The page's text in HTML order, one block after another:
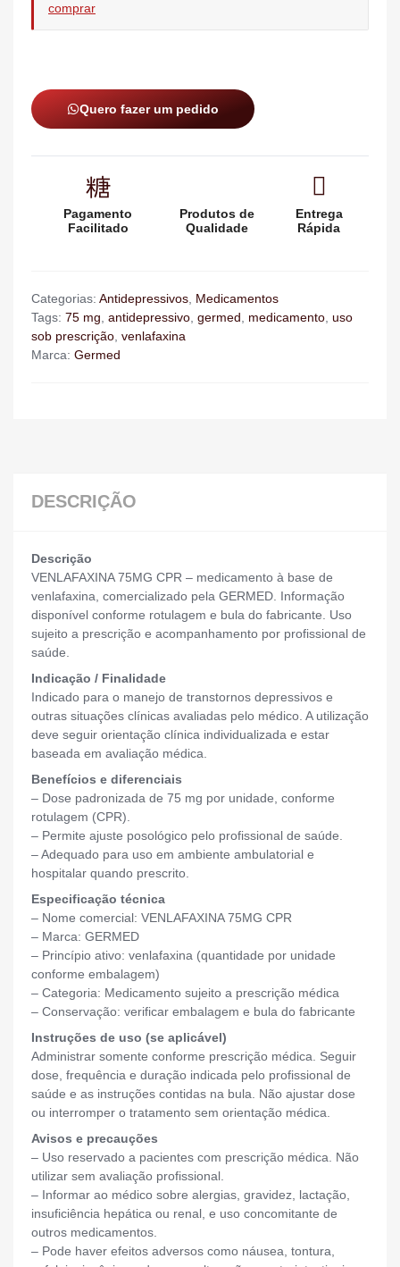
comprar
Quero fazer um pedido
Pagamento
Facilitado
Produtos de
Qualidade
Entrega
Rápida
Categorias: Antidepressivos, Medicamentos
Tags: 75 mg, antidepressivo, germed, medicamento, uso
sob prescrição, venlafaxina
Marca: Germed
DESCRIÇÃO
Descrição
VENLAFAXINA 75MG CPR – medicamento à base de
venlafaxina, comercializado pela GERMED. Informação
disponível conforme rotulagem e bula do fabricante. Uso
sujeito a prescrição e acompanhamento por profissional de
saúde.
Indicação / Finalidade
Indicado para o manejo de transtornos depressivos e
outras situações clínicas avaliadas pelo médico. A utilização
deve seguir orientação clínica individualizada e estar
baseada em avaliação médica.
Benefícios e diferenciais
– Dose padronizada de 75 mg por unidade, conforme
rotulagem (CPR).
– Permite ajuste posológico pelo profissional de saúde.
– Adequado para uso em ambiente ambulatorial e
hospitalar quando prescrito.
Especificação técnica
– Nome comercial: VENLAFAXINA 75MG CPR
– Marca: GERMED
– Princípio ativo: venlafaxina (quantidade por unidade
conforme embalagem)
– Categoria: Medicamento sujeito a prescrição médica
– Conservação: verificar embalagem e bula do fabricante
Instruções de uso (se aplicável)
Administrar somente conforme prescrição médica. Seguir
dose, frequência e duração indicada pelo profissional de
saúde e as instruções contidas na bula. Não ajustar dose
ou interromper o tratamento sem orientação médica.
Avisos e precauções
– Uso reservado a pacientes com prescrição médica. Não
utilizar sem avaliação profissional.
– Informar ao médico sobre alergias, gravidez, lactação,
insuficiência hepática ou renal, e uso concomitante de
outros medicamentos.
– Pode haver efeitos adversos como náusea, tontura,